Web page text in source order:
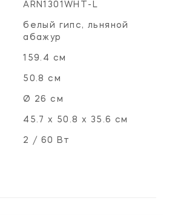
ARN1301WHT-L
белый гипс, льняной
абажур
159.4 см
50.8 см
Ø 26 см
45.7 х 50.8 х 35.6 см
2 / 60 Вт